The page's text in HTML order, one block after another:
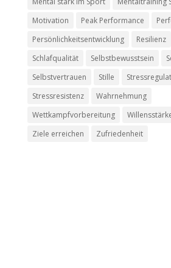
Motivation
Peak Performance
Persönlichkeitsentwicklung
Resilienz
Schlafqualität
Selbstbewusstsein
Selbstvertrauen
Stille
Stressresistenz
Wahrnehmung
Wettkampfvorbereitung
Ziele erreichen
Zufriedenheit